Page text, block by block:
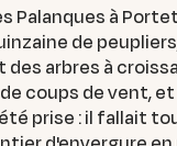
Palanques à
de
arbres à
coups de vent,
prise : il fallait